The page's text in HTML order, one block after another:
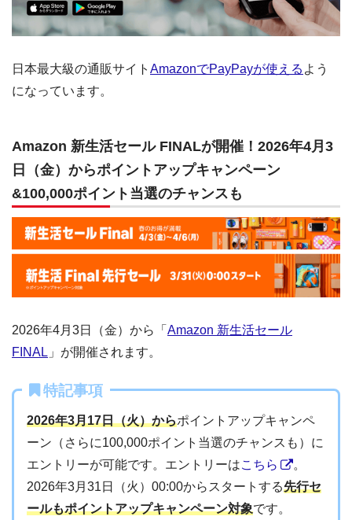
日本最大級の通販サイト AmazonでPayPayが使える よう
になっています。
Amazon 新生活セール FINALが開催！2026年4月3
日（金）からポイントアップキャンペーン
&100,000ポイント当選のチャンスも
2026年4月3日（金）から「 Amazon 新生活セール
FINAL 」が開催されます。
特記事項
2026年3月17日（火）からポイントアップキャンペ
ーン（さらに100,000ポイント当選のチャンスも）に
エントリーが可能です。エントリーはこちら
。
2026年3月31日（火）00:00からスタートする先行セ
ールもポイントアップキャンペーン対象です。